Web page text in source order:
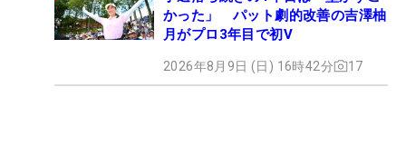
かった」 パット劇的改善の吉澤柚
月がプロ3年目で初V
2026年8月9日 (日) 16時42分 17